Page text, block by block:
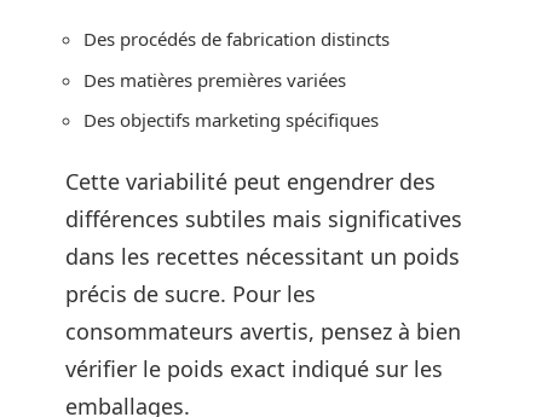
Des procédés de fabrication distincts
Des matières premières variées
Des objectifs marketing spécifiques
Cette variabilité peut engendrer des
différences subtiles mais significatives
dans les recettes nécessitant un poids
précis de sucre. Pour les
consommateurs avertis, pensez à bien
vérifier le poids exact indiqué sur les
emballages.